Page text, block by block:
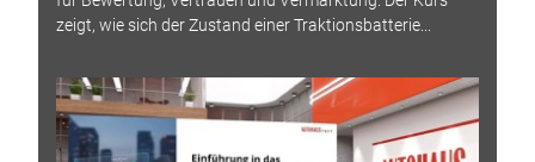
zeigt, wie sich der Zustand einer Traktionsbatterie...